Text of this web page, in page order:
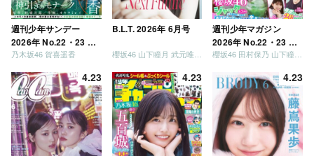
週刊少年サンデー
2026年 No.22・23 合
併号
乃木坂46 賀喜遥香
B.L.T. 2026年 6月号
櫻坂46 山下瞳月 武元唯衣 / 乃木坂46 海邉朱莉
週刊少年マガジン
2026年 No.22・23 合
併号
4.23 4.23 4.23